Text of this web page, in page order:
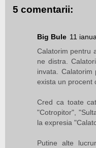
5 comentarii:
Big Bule 11
Calatorim pentru
ne distra.
invata.
exista un procent
Cred ca toate
"Cotropitor",
la expresia
Putine alte